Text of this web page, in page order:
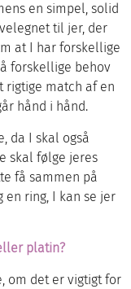
en simpel, solid
til jer, der
at I har forskellige
forskellige behov
rigtige match af en
hånd i hånd.
da I skal også
skal følge jeres
få sammen på
en ring, I kan se jer
platin?
om det er vigtigt for